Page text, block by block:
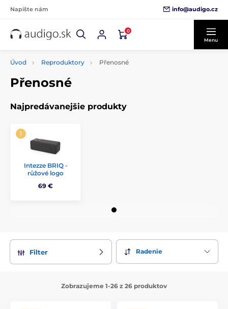
Napíšte nám info@audigo.cz
0
Menu
Úvod Reproduktory Přenosné
Přenosné
Najpredávanejšie produkty
Intezze BRIQ -
růžové logo
69 €
Filter Radenie
Zobrazujeme 1-26 z 26 produktov